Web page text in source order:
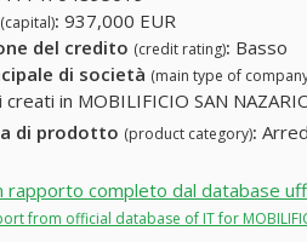
(capital): 937,000 EUR
del credito (credit rating): Basso
di società (main type of
in MOBILIFICIO SAN
di prodotto (product category):
rapporto completo dal database
from official database of IT for